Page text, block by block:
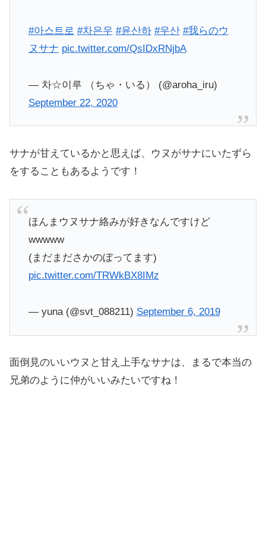
#아스트로 #차은우 #윤산하 #우산 #我らのウ
ヌサナ pic.twitter.com/QsIDxRNjbA
— 차☆이루 （ちゃ・いる） (@aroha_iru)
September 22, 2020
サナが甘えているかと思えば、ウヌがサナにいたずら
をすることもあるようです！
ほんまウヌサナ絡みが好きなんですけど
wwwww
(まだまださかのぼってます)
pic.twitter.com/TRWkBX8IMz
— yuna (@svt_088211) September 6, 2019
面倒見のいいウヌと甘え上手なサナは、まるで本当の
兄弟のように仲がいいみたいですね！